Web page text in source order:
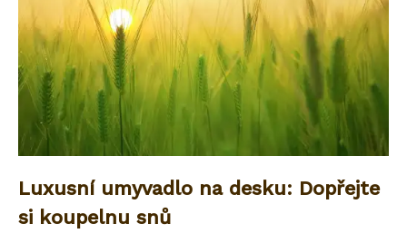
Luxusní umyvadlo na desku: Dopřejte
si koupelnu snů